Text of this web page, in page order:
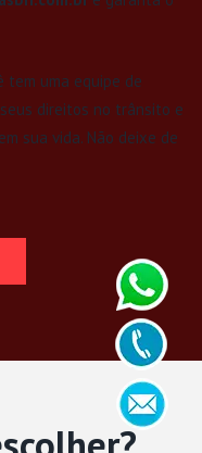
tem uma equipe de
direitos no trânsito e
sua vida. Não deixe de